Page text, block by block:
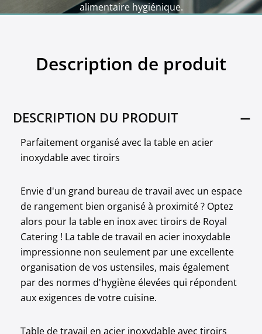
alimentaire hygiénique.
Description de produit
DESCRIPTION DU PRODUIT
Parfaitement organisé avec la table en acier
inoxydable avec tiroirs
Envie d'un grand bureau de travail avec un espace
de rangement bien organisé à proximité ? Optez
alors pour la table en inox avec tiroirs de Royal
Catering ! La table de travail en acier inoxydable
impressionne non seulement par une excellente
organisation de vos ustensiles, mais également
par des normes d'hygiène élevées qui répondent
aux exigences de votre cuisine.
Table de travail en acier inoxydable avec tiroirs